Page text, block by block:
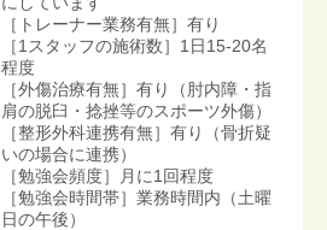
［トレーナー業務有無］有り
［1スタッフの施術数］1日15-20名
程度
［外傷治療有無］有り（肘内障・指
肩の脱臼・捻挫等のスポーツ外傷）
［整形外科連携有無］有り（骨折疑
いの場合に連携）
［勉強会頻度］月に1回程度
［勉強会時間帯］業務時間内（土曜
日の午後）